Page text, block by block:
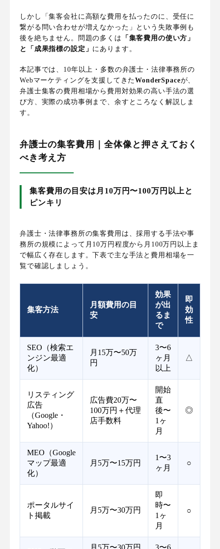
しかし「集客会社に高額な費用を払ったのに、受任に
繋がる問い合わせが増えなかった」という失敗事例も
後を絶ちません。問題の多くは
「集客費用の使い方」
と「成果指標の設定」 にあります。
本記事では、10年以上・多数の弁護士・法律事務所の
Webマーケティングを支援してきたWonderSpaceが、
弁護士集客の費用相場から費用対効果の高い手法の選
び方、実際の成功事例まで、余すところなく解説しま
す。
弁護士の集客費用｜全体像と押さえておく
べき考え方
集客費用の目安は月10万円〜100万円以上と
ピンキリ
弁護士・法律事務所の集客費用は、採用する手法や事
務所の規模によって月10万円程度から月100万円以上ま
で幅広く存在します。下表で主な手法と費用相場を一
覧で確認しましょう。
集客方法
月額費用の目
安
効果
が出
るま
で
即
効
性
SEO（検索エ
ンジン最適
化）
月15万〜50万
円
3〜6
ヶ月
以上
△
リスティング
広告
（Google・
Yahoo!）
広告費20万〜
100万円＋代理
店手数料
開始
直
後〜
1ヶ
月
◎
MEO（Google
マップ最適
化）
月5万〜15万円
1〜3
ヶ月
○
ポータルサイ
ト掲載
月5万〜30万円
即
時〜
1ヶ
月
○
月5万〜30万円
3〜6